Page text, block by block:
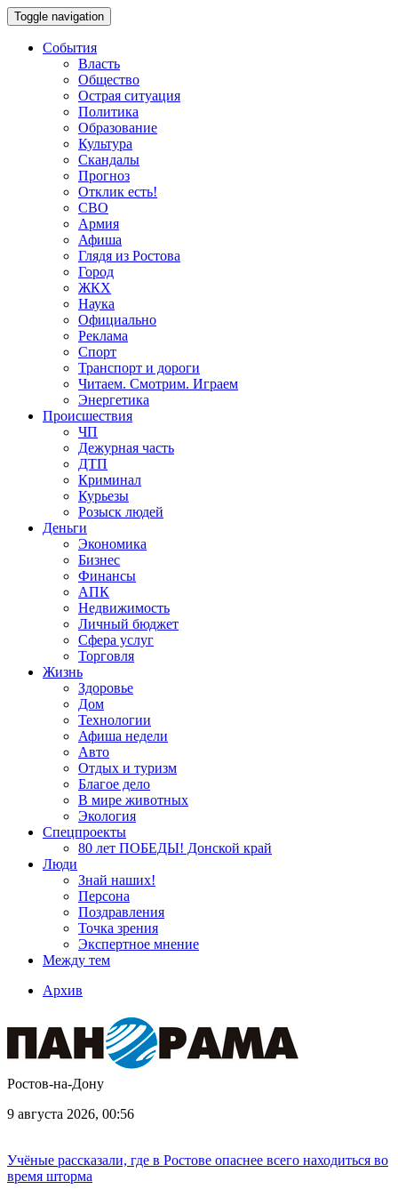
Toggle navigation
События
Власть
Общество
Острая ситуация
Политика
Образование
Культура
Скандалы
Прогноз
Отклик есть!
СВО
Армия
Афиша
Глядя из Ростова
Город
ЖКХ
Наука
Официально
Реклама
Спорт
Транспорт и дороги
Читаем. Смотрим. Играем
Энергетика
Происшествия
ЧП
Дежурная часть
ДТП
Криминал
Курьезы
Розыск людей
Деньги
Экономика
Бизнес
Финансы
АПК
Недвижимость
Личный бюджет
Сфера услуг
Торговля
Жизнь
Здоровье
Дом
Технологии
Афиша недели
Авто
Отдых и туризм
Благое дело
В мире животных
Экология
Спецпроекты
80 лет ПОБЕДЫ! Донской край
Люди
Знай наших!
Персона
Поздравления
Точка зрения
Экспертное мнение
Между тем
Архив
Ростов-на-Дону
9 августа 2026, 00:56
Учёные рассказали, где в Ростове опаснее всего находиться во
время шторма